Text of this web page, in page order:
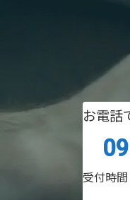
お電話
受付時